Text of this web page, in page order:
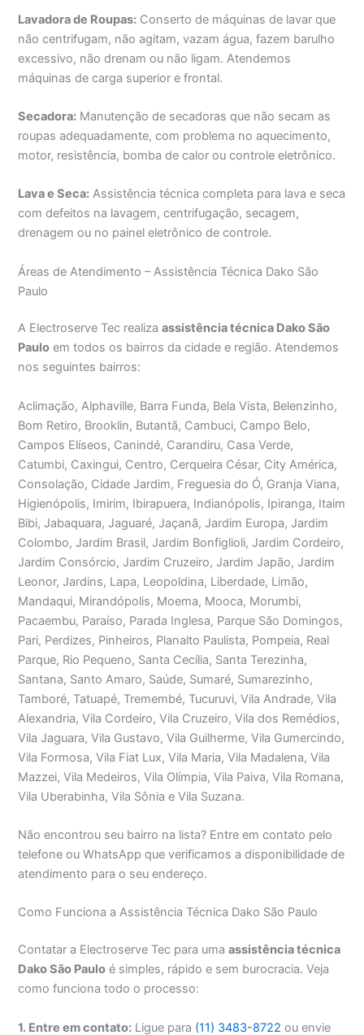
Lavadora de Roupas: Conserto de máquinas de lavar que
não centrifugam, não agitam, vazam água, fazem barulho
excessivo, não drenam ou não ligam. Atendemos
máquinas de carga superior e frontal.
Secadora: Manutenção de secadoras que não secam as
roupas adequadamente, com problema no aquecimento,
motor, resistência, bomba de calor ou controle eletrônico.
Lava e Seca: Assistência técnica completa para lava e seca
com defeitos na lavagem, centrifugação, secagem,
drenagem ou no painel eletrônico de controle.
Áreas de Atendimento – Assistência Técnica Dako São
Paulo
A Electroserve Tec realizaassistência técnica Dako São
Paulo em todos os bairros da cidade e região. Atendemos
nos seguintes bairros:
Aclimação, Alphaville, Barra Funda, Bela Vista, Belenzinho,
Bom Retiro, Brooklin, Butantã, Cambuci, Campo Belo,
Campos Elíseos, Canindé, Carandiru, Casa Verde,
Catumbi, Caxingui, Centro, Cerqueira César, City América,
Consolação, Cidade Jardim, Freguesia do Ó, Granja Viana,
Higienópolis, Imirim, Ibirapuera, Indianópolis, Ipiranga, Itaim
Bibi, Jabaquara, Jaguaré, Jaçanã, Jardim Europa, Jardim
Colombo, Jardim Brasil, Jardim Bonfiglioli, Jardim Cordeiro,
Jardim Consórcio, Jardim Cruzeiro, Jardim Japão, Jardim
Leonor, Jardins, Lapa, Leopoldina, Liberdade, Limão,
Mandaqui, Mirandópolis, Moema, Mooca, Morumbi,
Pacaembu, Paraíso, Parada Inglesa, Parque São Domingos,
Pari, Perdizes, Pinheiros, Planalto Paulista, Pompeia, Real
Parque, Rio Pequeno, Santa Cecília, Santa Terezinha,
Santana, Santo Amaro, Saúde, Sumaré, Sumarezinho,
Tamboré, Tatuapé, Tremembé, Tucuruvi, Vila Andrade, Vila
Alexandria, Vila Cordeiro, Vila Cruzeiro, Vila dos Remédios,
Vila Jaguara, Vila Gustavo, Vila Guilherme, Vila Gumercindo,
Vila Formosa, Vila Fiat Lux, Vila Maria, Vila Madalena, Vila
Mazzei, Vila Medeiros, Vila Olímpia, Vila Paiva, Vila Romana,
Vila Uberabinha, Vila Sônia e Vila Suzana.
Não encontrou seu bairro na lista? Entre em contato pelo
telefone ou WhatsApp que verificamos a disponibilidade de
atendimento para o seu endereço.
Como Funciona a Assistência Técnica Dako São Paulo
Contatar a Electroserve Tec para umaassistência técnica
Dako São Paulo é simples, rápido e sem burocracia. Veja
como funciona todo o processo:
1. Entre em contato: Ligue para (11) 3483-8722 ou envie